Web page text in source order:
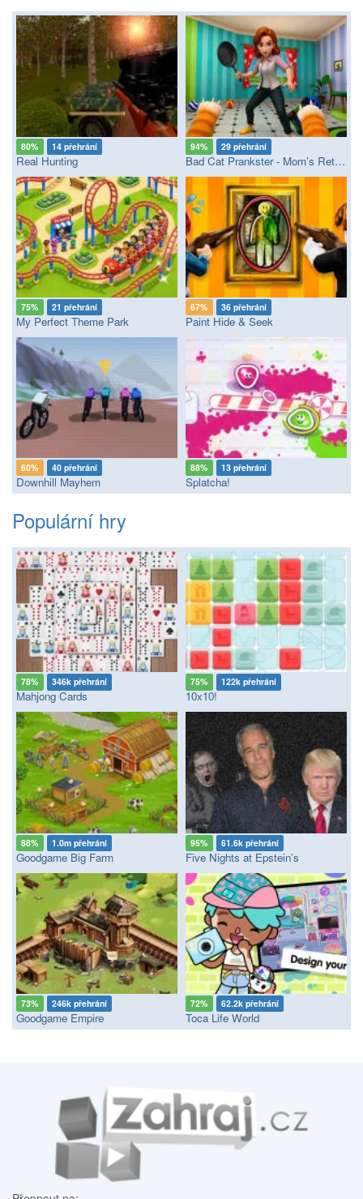
80% 14 přehrání
Real Hunting
94% 29 přehrání
Bad Cat Prankster - Mom’s Return
75% 21 přehrání
My Perfect Theme Park
67% 36 přehrání
Paint Hide & Seek
60% 40 přehrání
Downhill Mayhem
88% 13 přehrání
Splatcha!
Populární hry
78% 346k přehrání
Mahjong Cards
75% 122k přehrání
10x10!
88% 1.0m přehrání
Goodgame Big Farm
95% 61.6k přehrání
Five Nights at Epstein’s
73% 246k přehrání
Goodgame Empire
72% 62.2k přehrání
Toca Life World